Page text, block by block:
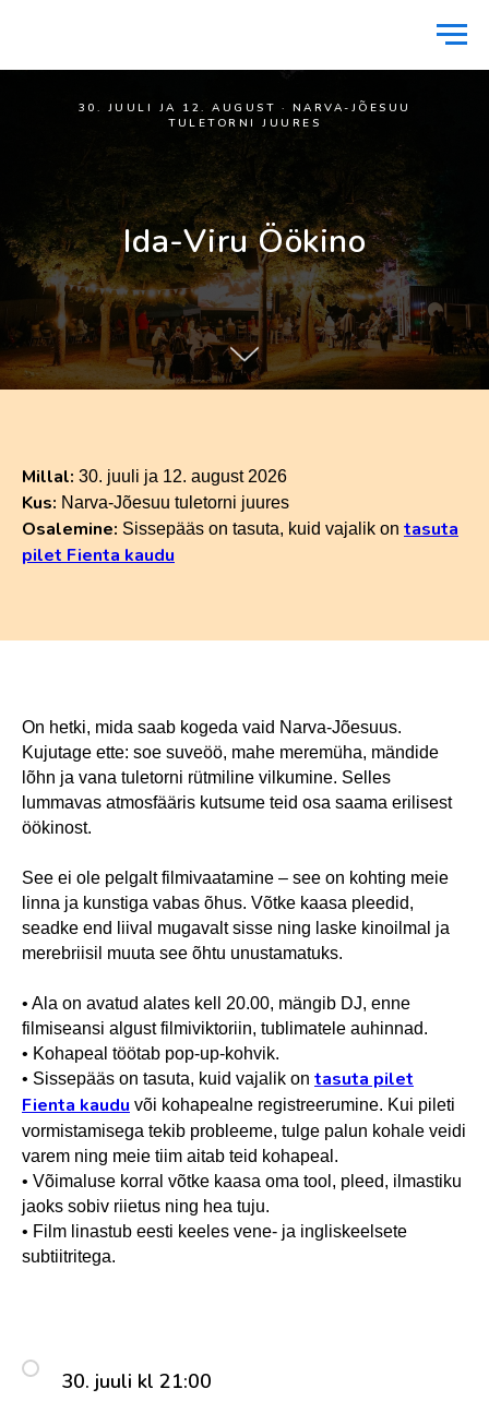
30. JUULI JA 12. AUGUST · NARVA-JÕESUU
TULETORNI JUURES
Ida-Viru Öökino
Millal: 30. juuli ja 12. august 2026
Kus: Narva-Jõesuu tuletorni juures
Osalemine: Sissepääs on tasuta, kuid vajalik on tasuta
pilet Fienta kaudu
On hetki, mida saab kogeda vaid Narva-Jõesuus.
Kujutage ette: soe suveöö, mahe meremüha, mändide
lõhn ja vana tuletorni rütmiline vilkumine. Selles
lummavas atmosfääris kutsume teid osa saama erilisest
öökinost.
See ei ole pelgalt filmivaatamine – see on kohting meie
linna ja kunstiga vabas õhus. Võtke kaasa pleedid,
seadke end liival mugavalt sisse ning laske kinoilmal ja
merebriisil muuta see õhtu unustamatuks.
• Ala on avatud alates kell 20.00, mängib DJ, enne
filmiseansi algust filmiviktoriin, tublimatele auhinnad.
• Kohapeal töötab pop-up-kohvik.
• Sissepääs on tasuta, kuid vajalik on tasuta pilet
Fienta kaudu või kohapealne registreerumine. Kui pileti
vormistamisega tekib probleeme, tulge palun kohale veidi
varem ning meie tiim aitab teid kohapeal.
• Võimaluse korral võtke kaasa oma tool, pleed, ilmastiku
jaoks sobiv riietus ning hea tuju.
• Film linastub eesti keeles vene- ja ingliskeelsete
subtiitritega.
30. juuli kl 21:00